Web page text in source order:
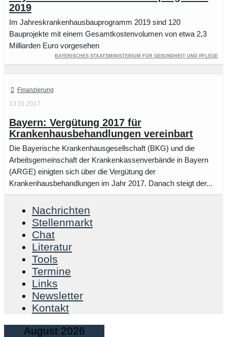
2019
Im Jahreskrankenhausbauprogramm 2019 sind 120
Bauprojekte mit einem Gesamtkostenvolumen von etwa 2,3
Milliarden Euro vorgesehen
Bayerisches Staatsministerium für Gesundheit und Pflege
Finanzierung
13.01.2017
Bayern: Vergütung 2017 für
Krankenhausbehandlungen vereinbart
Die Bayerische Krankenhausgesellschaft (BKG) und die
Arbeitsgemeinschaft der Krankenkassenverbände in Bayern
(ARGE) einigten sich über die Vergütung der
Krankenhausbehandlungen im Jahr 2017. Danach steigt der...
Nachrichten
Stellenmarkt
Chat
Literatur
Tools
Termine
Links
Newsletter
Kontakt
August 2026